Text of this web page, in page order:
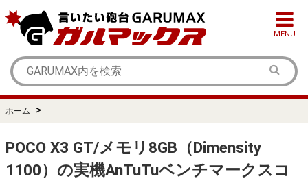
MENU
ホーム >
POCO X3 GT/メモリ8GB（Dimensity
1100）の実機AnTuTuベンチマークスコ